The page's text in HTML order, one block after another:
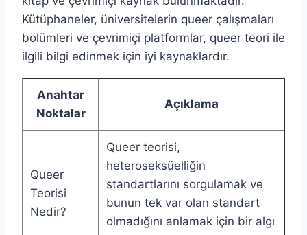
Kütüphaneler, üniversitelerin queer çalışmaları
bölümleri ve çevrimiçi platformlar, queer teori ile
ilgili bilgi edinmek için iyi kaynaklardır.
Anahtar
Noktalar
Açıklama
Queer
Teorisi
Nedir?
Queer teorisi,
heteroseksüelliğin
standartlarını sorgulamak ve
bunun tek var olan standart
olmadığını anlamak için bir algı